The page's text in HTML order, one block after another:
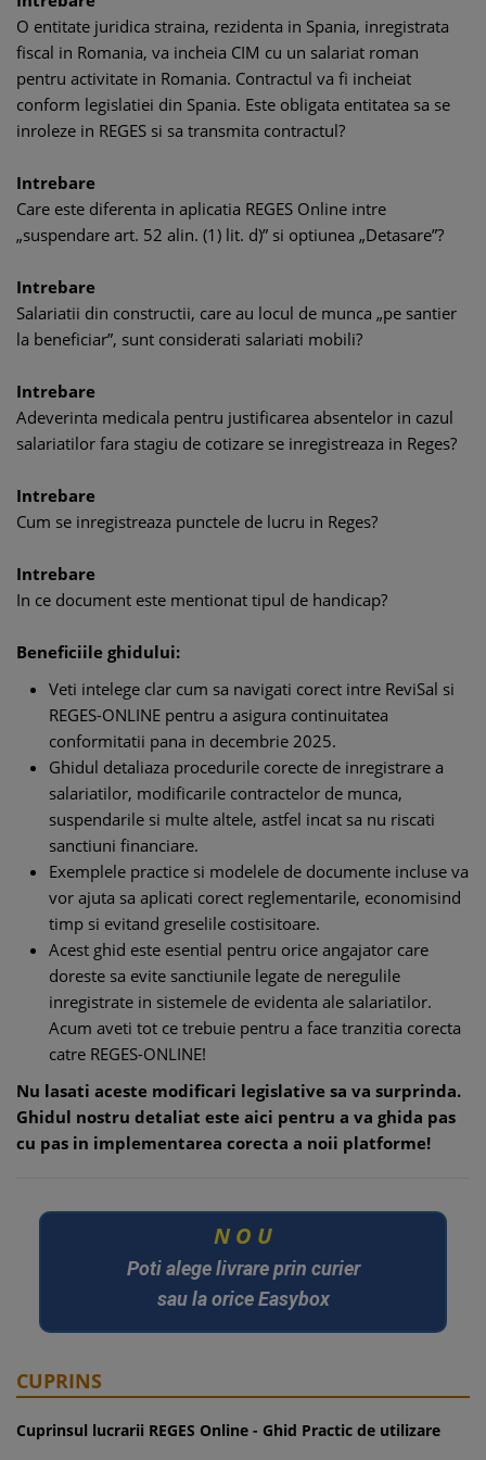
O entitate juridica straina, rezidenta in Spania, inregistrata
fiscal in Romania, va incheia CIM cu un salariat roman
pentru activitate in Romania. Contractul va fi incheiat
conform legislatiei din Spania. Este obligata entitatea sa se
inroleze in REGES si sa transmita contractul?
Intrebare
Care este diferenta in aplicatia REGES Online intre
„suspendare art. 52 alin. (1) lit. d)” si optiunea „Detasare”?
Intrebare
Salariatii din constructii, care au locul de munca „pe santier
la beneficiar”, sunt considerati salariati mobili?
Intrebare
Adeverinta medicala pentru justificarea absentelor in cazul
salariatilor fara stagiu de cotizare se inregistreaza in Reges?
Intrebare
Cum se inregistreaza punctele de lucru in Reges?
Intrebare
In ce document este mentionat tipul de handicap?
Beneficiile ghidului:
Veti intelege clar cum sa navigati corect intre ReviSal si
REGES-ONLINE pentru a asigura continuitatea
conformitatii pana in decembrie 2025.
Ghidul detaliaza procedurile corecte de inregistrare a
salariatilor, modificarile contractelor de munca,
suspendarile si multe altele, astfel incat sa nu riscati
sanctiuni financiare.
Exemplele practice si modelele de documente incluse va
vor ajuta sa aplicati corect reglementarile, economisind
timp si evitand greselile costisitoare.
Acest ghid este esential pentru orice angajator care
doreste sa evite sanctiunile legate de neregulile
inregistrate in sistemele de evidenta ale salariatilor.
Acum aveti tot ce trebuie pentru a face tranzitia corecta
catre REGES-ONLINE!
Nu lasati aceste modificari legislative sa va surprinda.
Ghidul nostru detaliat este aici pentru a va ghida pas
cu pas in implementarea corecta a noii platforme!
N O U
Poti alege livrare prin curier
sau la orice Easybox
CUPRINS
Cuprinsul lucrarii REGES Online - Ghid Practic de utilizare